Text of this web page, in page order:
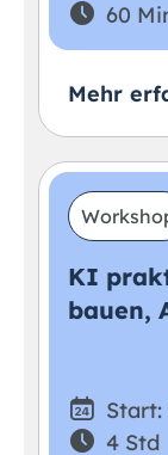
60
Mehr
KI
bauen,
Start:
4 Std